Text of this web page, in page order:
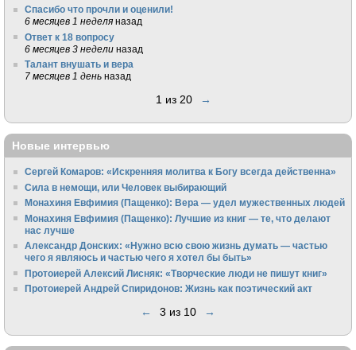
Спасибо что прочли и оценили!
6 месяцев 1 неделя назад
Ответ к 18 вопросу
6 месяцев 3 недели назад
Талант внушать и вера
7 месяцев 1 день назад
1 из 20 →
Новые интервью
Сергей Комаров: «Искренняя молитва к Богу всегда действенна»
Сила в немощи, или Человек выбирающий
Монахиня Евфимия (Пащенко): Вера — удел мужественных людей
Монахиня Евфимия (Пащенко): Лучшие из книг — те, что делают
нас лучше
Александр Донских: «Нужно всю свою жизнь думать — частью
чего я являюсь и частью чего я хотел бы быть»
Протоиерей Алексий Лисняк: «Творческие люди не пишут книг»
Протоиерей Андрей Спиридонов: Жизнь как поэтический акт
← 3 из 10 →